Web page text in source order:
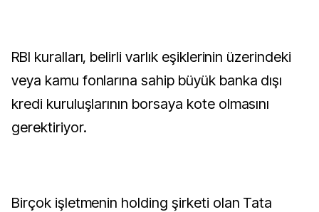
RBI kuralları, belirli varlık eşiklerinin üzerindeki
veya kamu fonlarına sahip büyük banka dışı
kredi kuruluşlarının borsaya kote olmasını
gerektiriyor.
Birçok işletmenin holding şirketi olan Tata